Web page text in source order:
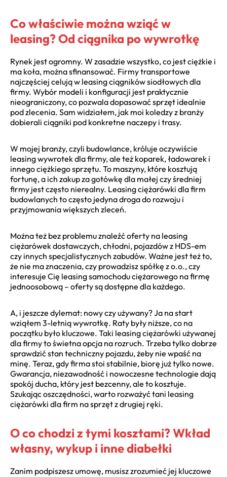
Co właściwie można wziąć w
leasing? Od ciągnika po wywrotkę
Rynek jest ogromny. W zasadzie wszystko, co jest ciężkie i
ma koła, można sfinansować. Firmy transportowe
najczęściej celują w leasing ciągników siodłowych dla
firmy. Wybór modeli i konfiguracji jest praktycznie
nieograniczony, co pozwala dopasować sprzęt idealnie
pod zlecenia. Sam widziałem, jak moi koledzy z branży
dobierali ciągniki pod konkretne naczepy i trasy.
W mojej branży, czyli budowlance, króluje oczywiście
leasing wywrotek dla firmy, ale też koparek, ładowarek i
innego ciężkiego sprzętu. To maszyny, które kosztują
fortunę, a ich zakup za gotówkę dla małej czy średniej
firmy jest często nierealny. Leasing ciężarówki dla firm
budowlanych to często jedyna droga do rozwoju i
przyjmowania większych zleceń.
Można też bez problemu znaleźć oferty na leasing
ciężarówek dostawczych, chłodni, pojazdów z HDS-em
czy innych specjalistycznych zabudów. Ważne jest też to,
że nie ma znaczenia, czy prowadzisz spółkę z o.o., czy
interesuje Cię leasing samochodu ciężarowego na firmę
jednoosobową – oferty są dostępne dla każdego.
A, i jeszcze dylemat: nowy czy używany? Ja na start
wziąłem 3-letnią wywrotkę. Raty były niższe, co na
początku było kluczowe. Taki leasing ciężarówki używanej
dla firmy to świetna opcja na rozruch. Trzeba tylko dobrze
sprawdzić stan techniczny pojazdu, żeby nie wpaść na
minę. Teraz, gdy firma stoi stabilnie, biorę już tylko nowe.
Gwarancja, niezawodność i nowoczesne technologie dają
spokój ducha, który jest bezcenny, ale to kosztuje.
Szukając oszczędności, warto rozważyć tani leasing
ciężarówki dla firm na sprzęt z drugiej ręki.
O co chodzi z tymi kosztami? Wkład
własny, wykup i inne diabełki
Zanim podpiszesz umowę, musisz zrozumieć jej kluczowe